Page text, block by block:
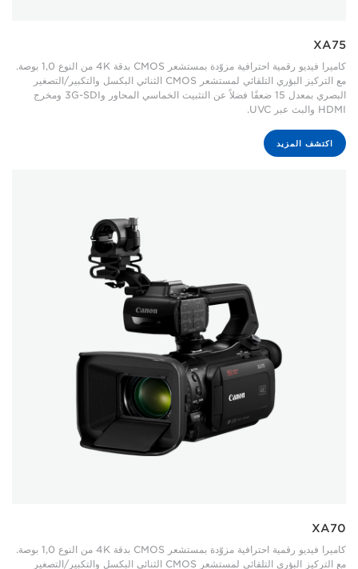
XA75
كاميرا فيديو رقمية احترافية مزوّدة بمستشعر CMOS بدقة 4K من النوع 1,0 بوصة.
مع التركيز البؤري التلقائي لمستشعر CMOS الثنائي البكسل والتكبير/التصغير
البصري بمعدل 15 ضعفًا فضلاً عن التثبيت الخماسي المحاور و3G-SDI ومخرج
HDMI والبث عبر UVC.
اكتشف المزيد
XA70
كاميرا فيديو رقمية احترافية مزوّدة بمستشعر CMOS بدقة 4K من النوع 1,0 بوصة.
مع التركيز البؤري التلقائي لمستشعر CMOS الثنائي البكسل والتكبير/التصغير